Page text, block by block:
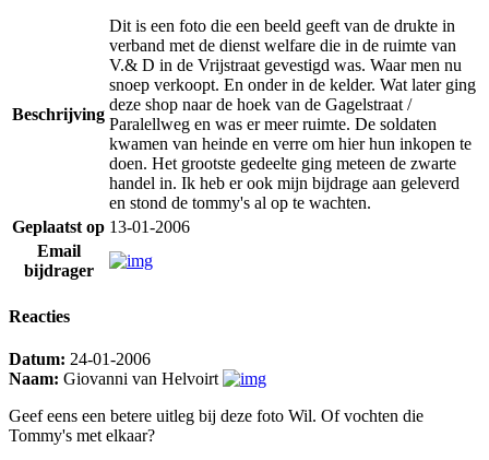
Beschrijving
Dit is een foto die een beeld geeft van de drukte in
verband met de dienst welfare die in de ruimte van
V.& D in de Vrijstraat gevestigd was. Waar men nu
snoep verkoopt. En onder in de kelder. Wat later ging
deze shop naar de hoek van de Gagelstraat /
Paralellweg en was er meer ruimte. De soldaten
kwamen van heinde en verre om hier hun inkopen te
doen. Het grootste gedeelte ging meteen de zwarte
handel in. Ik heb er ook mijn bijdrage aan geleverd
en stond de tommy's al op te wachten.
Geplaatst op 13-01-2006
Email
bijdrager
Reacties
Datum: 24-01-2006
Naam: Giovanni van Helvoirt
Geef eens een betere uitleg bij deze foto Wil. Of vochten die
Tommy's met elkaar?